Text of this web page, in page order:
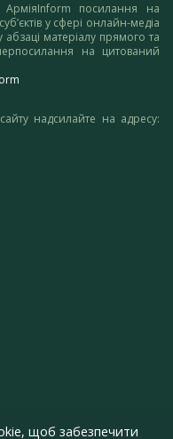
АрміяInform посилання на
у сфері онлайн-медіа
матеріалу прямого та
на цитований
надсилайте на адресу:
щоб забезпечити